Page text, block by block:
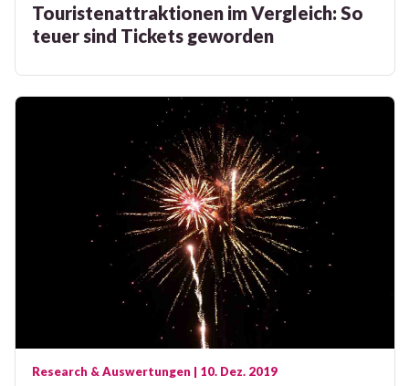
Touristenattraktionen im Vergleich: So
teuer sind Tickets geworden
Research & Auswertungen | 10. Dez. 2019